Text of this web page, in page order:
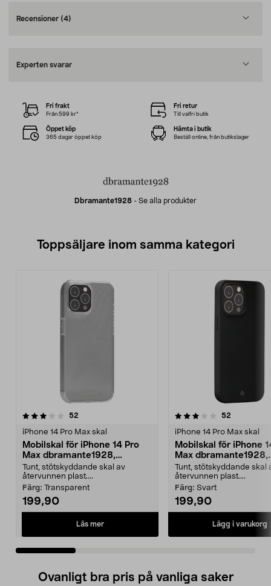
Recensioner (4)
Experten svarar
Dbramante1928 - Se alla produkter
Fri frakt
Från 599 kr*
Fri retur
Till valfri butik
Öppet köp
365 dagar öppet köp
Hämta i butik
Beställ online, från butikslager
Toppsäljare inom samma kategori
52
iPhone 14 Pro Max skal
Mobilskal för iPhone 14 Pro
Max dbramante1928,
Greenland
Tunt, stötskyddande skal av
återvunnen plast....
Färg: Transparent
199,90
Läs mer
3.5 av 5 stjärnor 52
iPhone 14 Pro Max skal
Mobilskal för iPhone
Max dbramante1928,
Greenland
Tunt, stötskyddande skal
återvunnen plast....
Färg: Svart
199,90
Lägg i varukorg
4.0 av 5 stjärnor
Ovanligt bra pris på vanliga saker